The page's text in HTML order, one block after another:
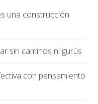
una construcción
sin caminos ni gurús
con pensamiento